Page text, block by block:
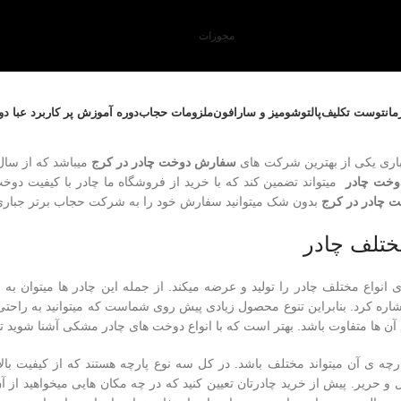
مجوزات
مانتوست تکلیفپالتوشومیز و سارافونملزومات حجابدوره آموزش پر کاربرد عبا
یکی از بهترین شرکت های سفارش دوخت چادر در کرج
چادر
میتواند تضمین کند که با خرید از فروشگاه ما چادر با کیفیت
چادر در کرج بدون شک میتوانید سفارش خود را به شرکت حجاب برتر جباری
چادر
مختلف چادر را تولید و عرضه میکند. از جمله این چادر ها میتوان به
کرد. بنابراین تنوع محصول زیادی پیش روی شماست که میتوانید به
آن ها متفاوت باشد. بهتر است که با انواع دوخت های چادر مشکی آشنا شوید
ی آن میتواند مختلف باشد. در کل سه نوع پارچه هستند که از کیفیت
و حریر. پیش از خرید چادرتان تعیین کنید که در چه مکان هایی میخواهید